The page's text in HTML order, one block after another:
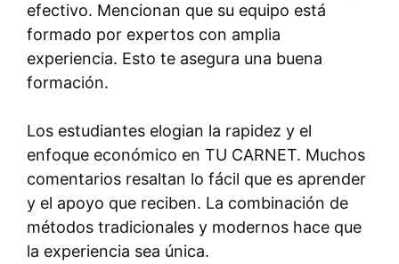
efectivo. Mencionan que su equipo está
formado por expertos con amplia
experiencia. Esto te asegura una buena
formación.
Los estudiantes elogian la rapidez y el
enfoque económico en TU CARNET. Muchos
comentarios resaltan lo fácil que es aprender
y el apoyo que reciben. La combinación de
métodos tradicionales y modernos hace que
la experiencia sea única.